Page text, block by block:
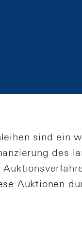
sind ein
des
Auktionen